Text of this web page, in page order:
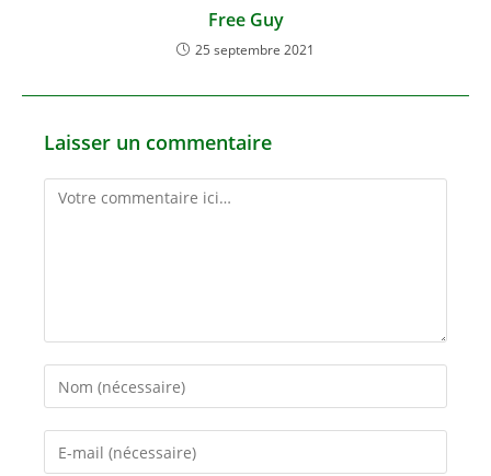
Free Guy
25 septembre 2021
Laisser un commentaire
Comment
Enter
your
name
Enter
your